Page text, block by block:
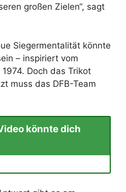
großen Zielen“, sagt
Siegermentalität könnte
– inspiriert vom
Doch das Trikot
muss das DFB-Team
könnte dich